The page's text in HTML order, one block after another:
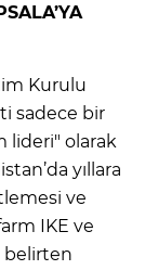
Kurulu
sadece bir
lideri" olarak
yıllara
ve
IKE ve
belirten